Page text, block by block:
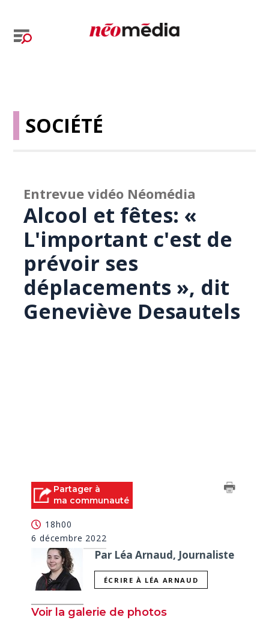
SOCIÉTÉ
Entrevue vidéo Néomédia
Alcool et fêtes: «
L'important c'est de
prévoir ses
déplacements », dit
Geneviève Desautels
Partager à
ma communauté
18h00
6 décembre 2022
Par Léa Arnaud, Journaliste
ÉCRIRE À LÉA ARNAUD
Voir la galerie de photos